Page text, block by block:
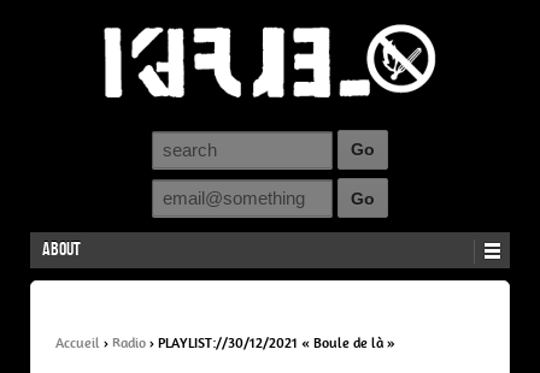
About
Accueil › Radio › PLAYLIST://30/12/2021 « Boule de là »